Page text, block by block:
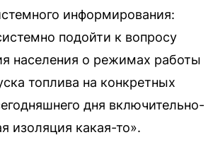
информирования:
подойти к вопросу
населения о режимах работы
топлива на конкретных
дня включительно-
изоляция какая-то».